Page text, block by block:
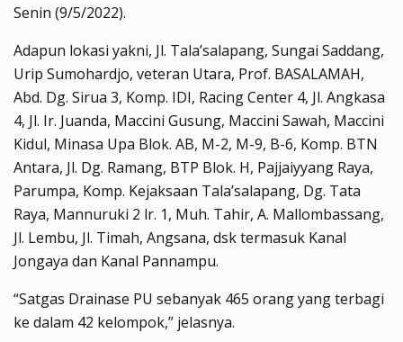
Senin (9/5/2022).
Adapun lokasi yakni, Jl. Tala’salapang, Sungai Saddang,
Urip Sumohardjo, veteran Utara, Prof. BASALAMAH,
Abd. Dg. Sirua 3, Komp. IDI, Racing Center 4, Jl. Angkasa
4, Jl. Ir. Juanda, Maccini Gusung, Maccini Sawah, Maccini
Kidul, Minasa Upa Blok. AB, M-2, M-9, B-6, Komp. BTN
Antara, Jl. Dg. Ramang, BTP Blok. H, Pajjaiyyang Raya,
Parumpa, Komp. Kejaksaan Tala’salapang, Dg. Tata
Raya, Mannuruki 2 lr. 1, Muh. Tahir, A. Mallombassang,
Jl. Lembu, Jl. Timah, Angsana, dsk termasuk Kanal
Jongaya dan Kanal Pannampu.
“Satgas Drainase PU sebanyak 465 orang yang terbagi
ke dalam 42 kelompok,” jelasnya.